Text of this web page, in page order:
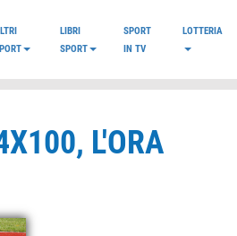
LIBRI
SPORT
SPORT
IN TV
LOTTERIA
L'ORA